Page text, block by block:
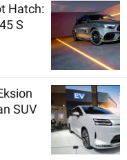
Hatch:
S
SUV